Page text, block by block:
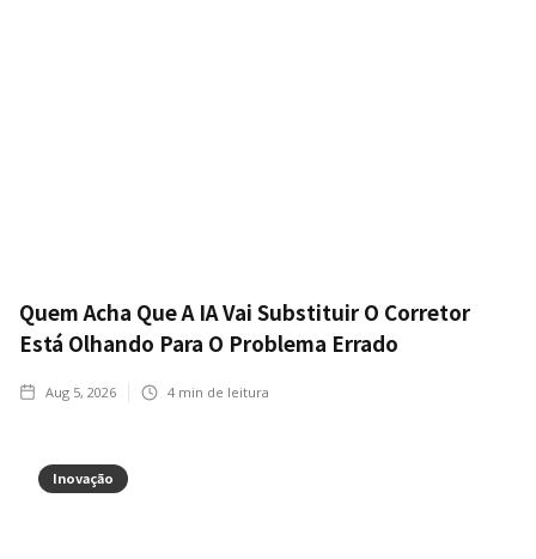
Quem Acha Que A IA Vai Substituir O Corretor
Está Olhando Para O Problema Errado
Aug 5, 2026 4 min de leitura
Inovação